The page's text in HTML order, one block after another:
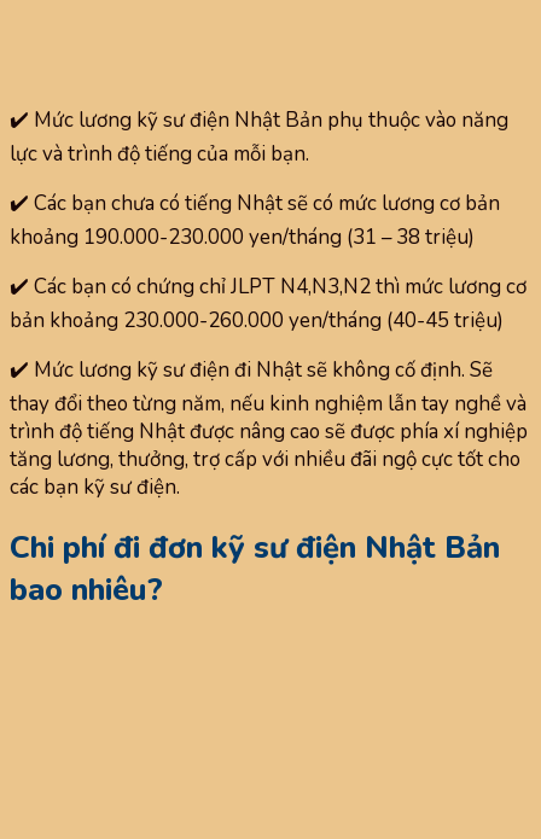
✔️ Mức lương kỹ sư điện Nhật Bản phụ thuộc vào năng
lực và trình độ tiếng của mỗi bạn.
✔️ Các bạn chưa có tiếng Nhật sẽ có mức lương cơ bản
khoảng 190.000-230.000 yen/tháng (31 – 38 triệu)
✔️ Các bạn có chứng chỉ JLPT N4,N3,N2 thì mức lương cơ
bản khoảng 230.000-260.000 yen/tháng (40-45 triệu)
✔️ Mức lương kỹ sư điện đi Nhật sẽ không cố định. Sẽ
thay đổi theo từng năm, nếu kinh nghiệm lẫn tay nghề và
trình độ tiếng Nhật được nâng cao sẽ được phía xí nghiệp
tăng lương, thưởng, trợ cấp với nhiều đãi ngộ cực tốt cho
các bạn kỹ sư điện.
Chi phí đi đơn kỹ sư điện Nhật Bản
bao nhiêu?